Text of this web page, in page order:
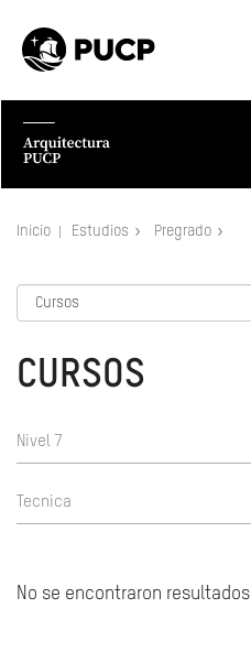
Inicio Estudios Pregrado
CURSOS
Nivel 7
Tecnica
No se encontraron resultados